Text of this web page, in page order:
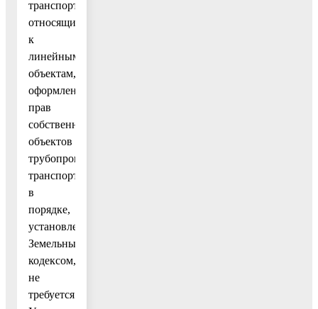
транспорта,
относящиеся
к
линейным
объектам,
оформление
прав
собственников
объектов
трубопроводного
транспорта
в
порядке,
установленном
Земельным
кодексом,
не
требуется.